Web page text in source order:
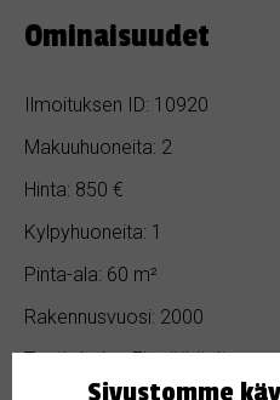
Ominaisuudet
Ilmoituksen ID: 10920
Makuuhuoneita: 2
Hinta: 850 €
Kylpyhuoneita: 1
Pinta-ala: 60 m²
Rakennusvuosi: 2000
Tontin koko: Ei määritelty
Sivustomme